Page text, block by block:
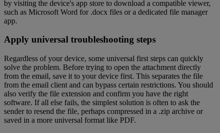
by visiting the device's app store to download a compatible viewer,
such as Microsoft Word for .docx files or a dedicated file manager
app.
Apply universal troubleshooting steps
Regardless of your device, some universal first steps can quickly
solve the problem. Before trying to open the attachment directly
from the email, save it to your device first. This separates the file
from the email client and can bypass certain restrictions. You should
also verify the file extension and confirm you have the right
software. If all else fails, the simplest solution is often to ask the
sender to resend the file, perhaps compressed in a .zip archive or
saved in a more universal format like PDF.